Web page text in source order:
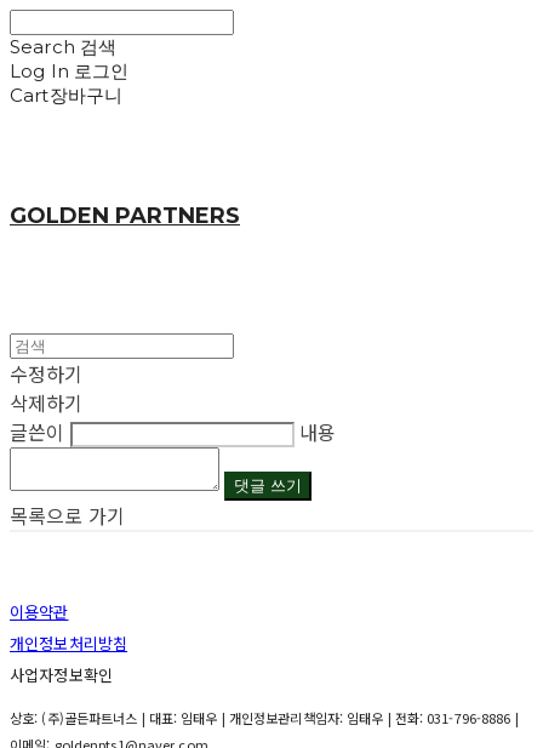
Search 검색
Log In 로그인
Cart장바구니
GOLDEN PARTNERS
수정하기
삭제하기
글쓴이
내용
댓글 쓰기
목록으로 가기
이용약관
개인정보처리방침
사업자정보확인
상호: (주)골든파트너스 | 대표: 임태우 | 개인정보관리책임자: 임태우 | 전화: 031-796-8886 |